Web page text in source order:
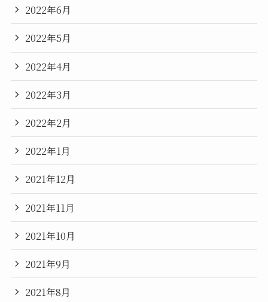
2022年6月
2022年5月
2022年4月
2022年3月
2022年2月
2022年1月
2021年12月
2021年11月
2021年10月
2021年9月
2021年8月